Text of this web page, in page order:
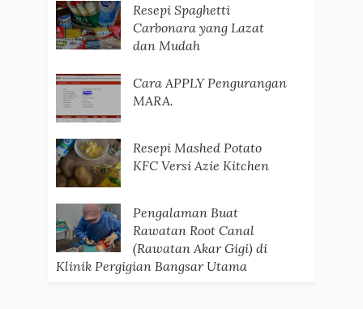
Resepi Spaghetti
Carbonara yang Lazat
dan Mudah
Cara APPLY Pengurangan
MARA.
Resepi Mashed Potato
KFC Versi Azie Kitchen
Pengalaman Buat
Rawatan Root Canal
(Rawatan Akar Gigi) di
Klinik Pergigian Bangsar Utama